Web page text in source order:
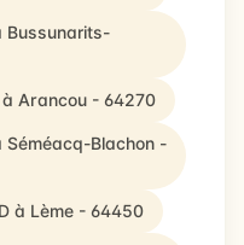
Bussunarits-
Arancou - 64270
Séméacq-Blachon -
à Lème - 64450